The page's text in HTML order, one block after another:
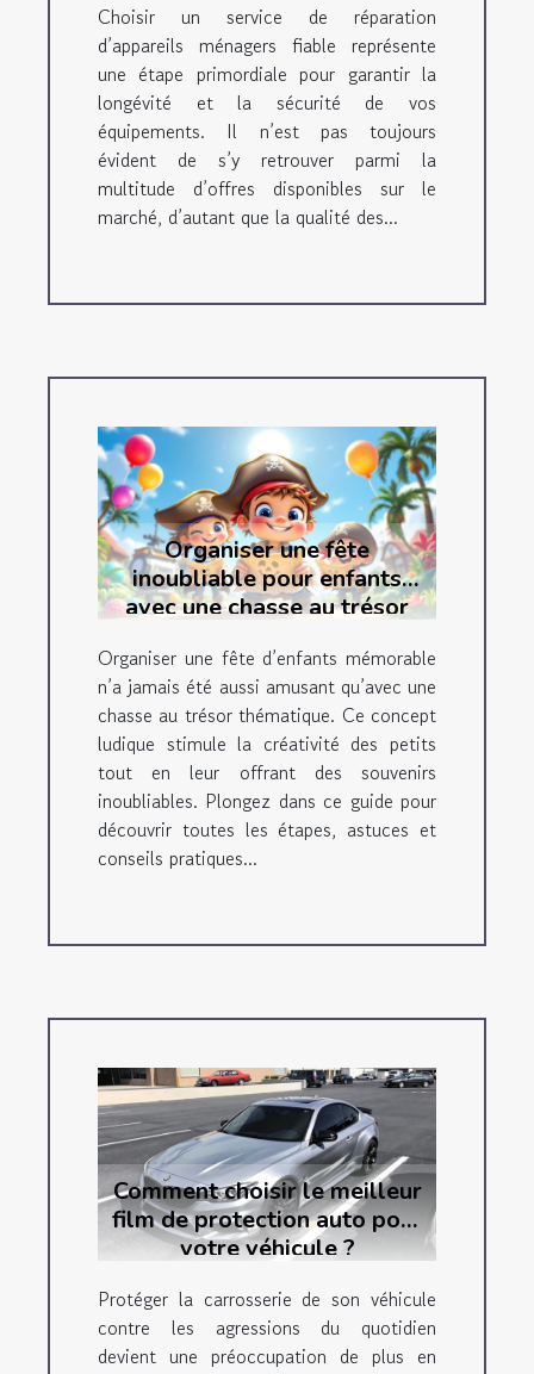
Choisir un service de réparation
d’appareils ménagers fiable représente
une étape primordiale pour garantir la
longévité et la sécurité de vos
équipements. Il n’est pas toujours
évident de s’y retrouver parmi la
multitude d’offres disponibles sur le
marché, d’autant que la qualité des...
Organiser une fête
inoubliable pour enfants
avec une chasse au trésor
Organiser une fête d’enfants mémorable
n’a jamais été aussi amusant qu’avec une
chasse au trésor thématique. Ce concept
ludique stimule la créativité des petits
tout en leur offrant des souvenirs
inoubliables. Plongez dans ce guide pour
découvrir toutes les étapes, astuces et
conseils pratiques...
Comment choisir le meilleur
film de protection auto pour
votre véhicule ?
Protéger la carrosserie de son véhicule
contre les agressions du quotidien
devient une préoccupation de plus en